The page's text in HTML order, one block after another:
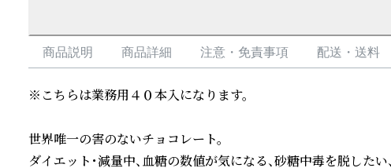
商品説明 商品詳細 注意・免責事項 配送・送料
※こちらは業務用４０本入になります。
世界唯一の害のないチョコレート。
ダイエット・減量中、血糖の数値が気になる、砂糖中毒を脱した